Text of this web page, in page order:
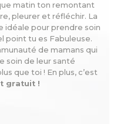
matin ton remontant
pleurer et réfléchir. La
pour prendre soin
point tu es Fabuleuse.
de mamans qui
soin de leur santé
que toi ! En plus, c’est
gratuit !